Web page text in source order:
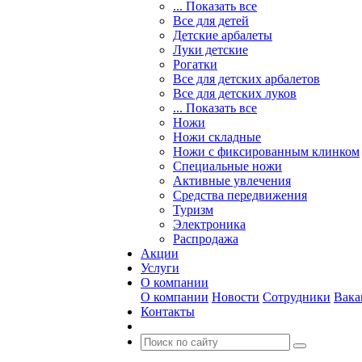
... Показать все
Все для детей
Детские арбалеты
Луки детские
Рогатки
Все для детских арбалетов
Все для детских луков
... Показать все
Ножи
Ножи складные
Ножи с фиксированным клинком
Специальные ножи
Активные увлечения
Средства передвижения
Туризм
Электроника
Распродажа
Акции
Услуги
О компании
О компании Новости Сотрудники
Контакты